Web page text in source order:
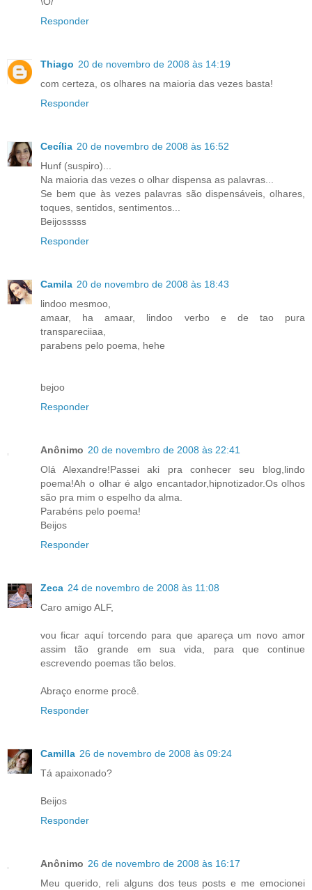
Responder
Thiago 20 de novembro de 2008 às 14:19
com certeza, os olhares na maioria das vezes basta!
Responder
Cecília 20 de novembro de 2008 às 16:52
Hunf (suspiro)...
Na maioria das vezes o olhar dispensa as palavras...
Se bem que às vezes palavras são dispensáveis, olhares,
toques, sentidos, sentimentos...
Beijosssss
Responder
Camila 20 de novembro de 2008 às 18:43
lindoo mesmoo,
amaar, ha amaar, lindoo verbo e de tao pura
transpareciiaa,
parabens pelo poema, hehe
bejoo
Responder
Anônimo 20 de novembro de 2008 às 22:41
Olá Alexandre!Passei aki pra conhecer seu blog,lindo
poema!Ah o olhar é algo encantador,hipnotizador.Os olhos
são pra mim o espelho da alma.
Parabéns pelo poema!
Beijos
Responder
Zeca 24 de novembro de 2008 às 11:08
Caro amigo ALF,
vou ficar aquí torcendo para que apareça um novo amor
assim tão grande em sua vida, para que continue
escrevendo poemas tão belos.
Abraço enorme procê.
Responder
Camilla 26 de novembro de 2008 às 09:24
Tá apaixonado?
Beijos
Responder
Anônimo 26 de novembro de 2008 às 16:17
Meu querido, reli alguns dos teus posts e me emocionei